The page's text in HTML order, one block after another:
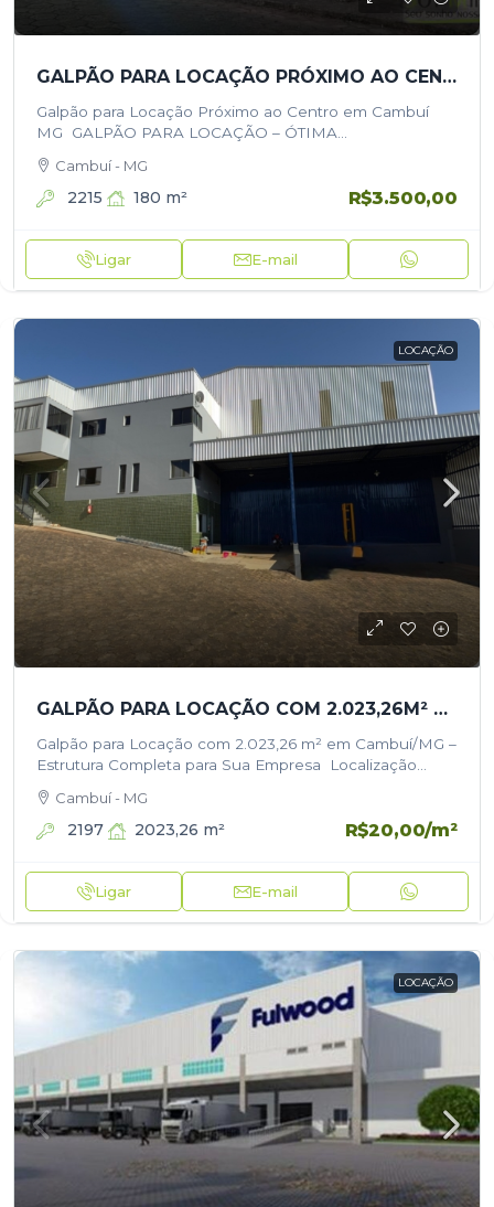
GALPÃO PARA LOCAÇÃO PRÓXIMO AO CENTRO EM CAMBUÍ MG
Galpão para Locação Próximo ao Centro em Cambuí
MG GALPÃO PARA LOCAÇÃO – ÓTIMA
cidadeAproximadamente 180m² de área útilRua
tranquila, com fácil…
Cambuí - MG
2215 180 m² R$3.500,00
Ligar E-mail
LOCAÇÃO
GALPÃO PARA LOCAÇÃO COM 2.023,26M² EM CAMBUÍ/MG – ESTRUTURA COMPLETA PARA SUA EMPRESA
Galpão para Locação com 2.023,26 m² em Cambuí/MG –
Estrutura Completa para Sua Empresa Localização
construída: 2.023,26 m² | Pé-direito: 12…
Cambuí - MG
2197 2023,26 m² R$20,00/m²
Ligar E-mail
LOCAÇÃO